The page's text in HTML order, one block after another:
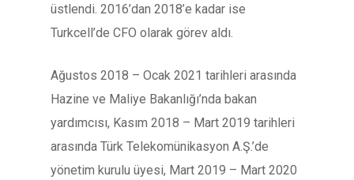
üstlendi. 2016’dan 2018’e kadar ise
Turkcell’de CFO olarak görev aldı.
Ağustos 2018 – Ocak 2021 tarihleri arasında
Hazine ve Maliye Bakanlığı’nda bakan
yardımcısı, Kasım 2018 – Mart 2019 tarihleri
arasında Türk Telekomünikasyon A.Ş.’de
yönetim kurulu üyesi, Mart 2019 – Mart 2020